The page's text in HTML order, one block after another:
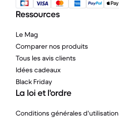
Ressources
Le Mag
Comparer nos produits
Tous les avis clients
Idées cadeaux
Black Friday
La loi et l'ordre
Conditions générales d'utilisation